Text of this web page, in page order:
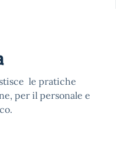
le pratiche
per il personale e